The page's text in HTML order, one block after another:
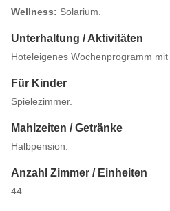
Wellness: Solarium.
Unterhaltung / Aktivitäten
Hoteleigenes Wochenprogramm
Für Kinder
Spielezimmer.
Mahlzeiten / Getränke
Halbpension.
Anzahl Zimmer / Einheiten
44